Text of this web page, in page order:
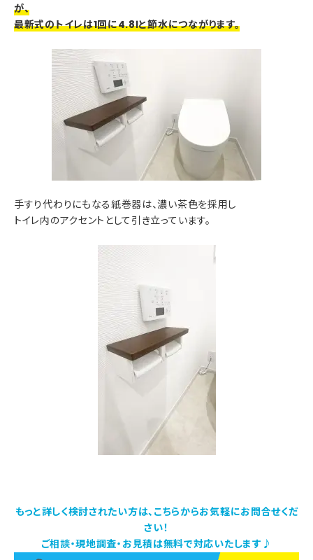
が、
最新式のトイレは1回に4.8ℓと節水につながります。
手すり代わりにもなる紙巻器は、濃い茶色を採用し
トイレ内のアクセントとして引き立っています。
もっと詳しく検討されたい方は、こちらからお気軽にお問合せくだ
さい！
ご相談・現地調査・お見積は無料で対応いたします♪